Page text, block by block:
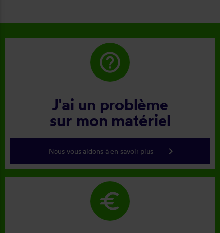
help_outline
J'ai un problème
sur mon matériel
Nous vous aidons à en savoir plus keyboard_arrow_right
euro